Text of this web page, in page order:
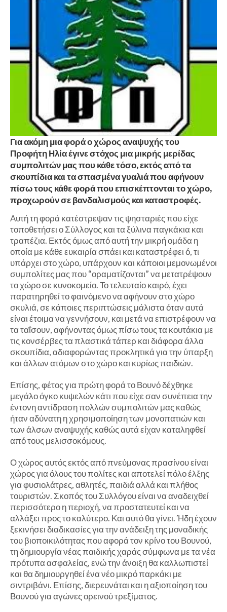
Για ακόμη μια φορά ο χώρος αναψυχής του
Προφήτη Ηλία έγινε στόχος μια μικρής μερίδας
συμπολιτών μας που κάθε τόσο, εκτός από τα
σκουπίδια και τα σπασμένα γυαλιά που αφήνουν
πίσω τους κάθε φορά που επισκέπτονται το χώρο,
προχωρούν σε βανδαλισμούς και καταστροφές.
Αυτή τη φορά κατέστρεψαν τις ψησταριές που είχε
τοποθετήσει ο Σύλλογος και τα ξύλινα παγκάκια και
τραπέζια. Εκτός όμως από αυτή την μικρή ομάδα η
οποία με κάθε ευκαιρία σπάει και καταστρέφει ό, τι
υπάρχει στο χώρο, υπάρχουν και κάποιοι μεμονωμένοι
συμπολίτες μας που “οραματίζονται” να μετατρέψουν
το χώρο σε κυνοκομείο. Το τελευταίο καιρό, έχει
παρατηρηθεί το φαινόμενο να αφήνουν στο χώρο
σκυλιά, σε κάποιες περιπτώσεις μάλιστα όταν αυτά
είναι έτοιμα να γεννήσουν, και μετά να επιστρέφουν να
τα ταΐσουν, αφήνοντας όμως πίσω τους τα κουτάκια με
τις κονσέρβες τα πλαστικά τάπερ και διάφορα άλλα
σκουπίδια, αδιαφορώντας προκλητικά για την ύπαρξη
και άλλων ατόμων στο χώρο και κυρίως παιδιών.
Επίσης, φέτος για πρώτη φορά το Βουνό δέχθηκε
μεγάλο όγκο κυψελών κάτι που είχε σαν συνέπεια την
έντονη αντίδραση πολλών συμπολιτών μας καθώς
ήταν αδύνατη η χρησιμοποίηση των μονοπατιών και
των άλσων αναψυχής καθώς αυτά είχαν καταληφθεί
από τους μελισσοκόμους.
Ο χώρος αυτός εκτός από πνεύμονας πρασίνου είναι
χώρος για όλους του πολίτες και αποτελεί πόλο έλξης
για φυσιολάτρες, αθλητές, παιδιά αλλά και πλήθος
τουριστών. Σκοπός του Συλλόγου είναι να αναδειχθεί
περισσότερο η περιοχή, να προστατευτεί και να
αλλάξει προς το καλύτερο. Και αυτό θα γίνει. Ήδη έχουν
ξεκινήσει διαδικασίες για την ανάδειξη της μοναδικής
του βιοποικιλότητας που αφορά τον κρίνο του Βουνού,
τη δημιουργία νέας παιδικής χαράς σύμφωνα με τα νέα
πρότυπα ασφαλείας, ενώ την άνοιξη θα καλλωπιστεί
και θα δημιουργηθεί ένα νέο μικρό παρκάκι με
σιντριβάνι. Επίσης, διερευνάται και η αξιοποίηση του
Βουνού για αγώνες ορεινού τρεξίματος.